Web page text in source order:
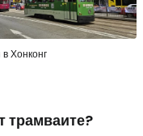
Хонконг
трамваите?